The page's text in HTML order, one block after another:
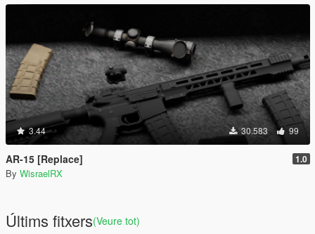
3.44 30.583 99
AR-15 [Replace] 1.0
By WisraelRX
Últims fitxers(Veure tot)